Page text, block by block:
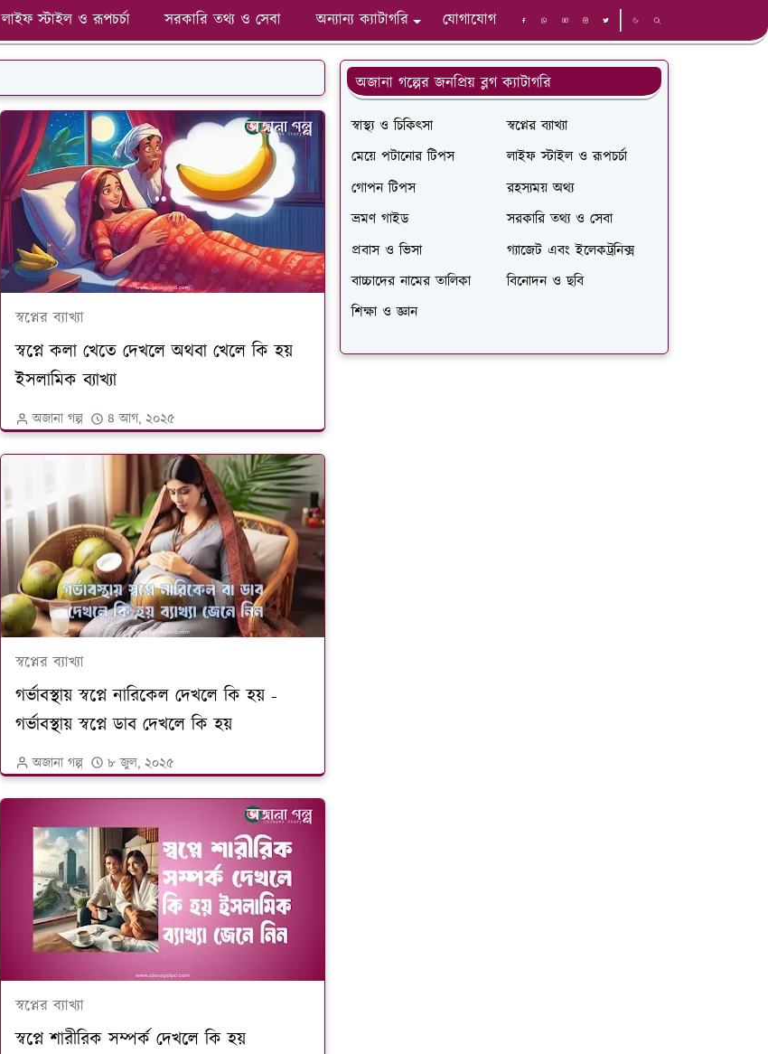
লাইফ স্টাইল ও রূপচর্চা সরকারি তথ্য ও সেবা অন্যান্য ক্যাটাগরি যোগাযোগ
স্বপ্নের ব্যাখ্যা
স্বপ্নে কলা খেতে দেখলে অথবা খেলে কি হয়
ইসলামিক ব্যাখ্যা
অজানা গল্প ৪ আগ, ২০২৫
স্বপ্নের ব্যাখ্যা
গর্ভাবস্থায় স্বপ্নে নারিকেল দেখলে কি হয় -
গর্ভাবস্থায় স্বপ্নে ডাব দেখলে কি হয়
অজানা গল্প ৮ জুল, ২০২৫
স্বপ্নের ব্যাখ্যা
স্বপ্নে শারীরিক সম্পর্ক দেখলে কি হয়
অজানা গল্পের জনপ্রিয় ব্লগ ক্যাটাগরি
স্বাস্থ্য ও চিকিৎসা
স্বপ্নের ব্যাখ্যা
মেয়ে পটানোর টিপস
লাইফ স্টাইল ও রূপচর্চা
গোপন টিপস
রহস্যময় অথ্য
ভ্রমণ গাইড
সরকারি তথ্য ও সেবা
প্রবাস ও ভিসা
গ্যাজেট এবং ইলেকট্রনিক্স
বাচ্চাদের নামের তালিকা
বিনোদন ও ছবি
শিক্ষা ও জ্ঞান